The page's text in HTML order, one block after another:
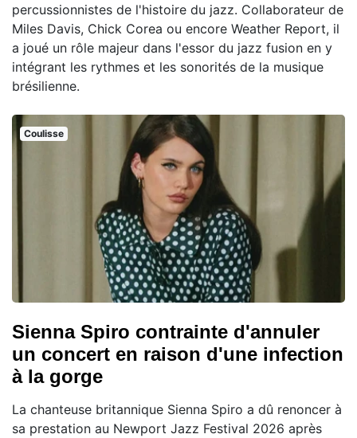
percussionnistes de l'histoire du jazz. Collaborateur de
Miles Davis, Chick Corea ou encore Weather Report, il
a joué un rôle majeur dans l'essor du jazz fusion en y
intégrant les rythmes et les sonorités de la musique
brésilienne.
Coulisse
Sienna Spiro contrainte d'annuler
un concert en raison d'une infection
à la gorge
La chanteuse britannique Sienna Spiro a dû renoncer à
sa prestation au Newport Jazz Festival 2026 après